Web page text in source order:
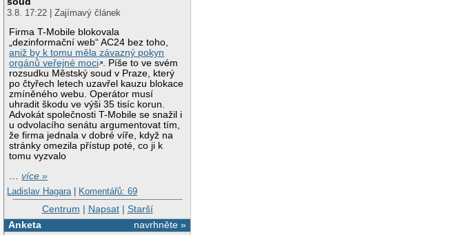
3.8. 17:22 | Zajímavý článek
Firma T-Mobile blokovala
„dezinformační web“ AC24 bez toho,
aniž by k tomu měla závazný pokyn
orgánů veřejné moci . Píše to ve svém
rozsudku Městský soud v Praze, který
po čtyřech letech uzavřel kauzu blokace
zmíněného webu. Operátor musí
uhradit škodu ve výši 35 tisíc korun.
Advokát společnosti T-Mobile se snažil i
u odvolacího senátu argumentovat tím,
že firma jednala v dobré víře, když na
stránky omezila přístup poté, co ji k
tomu vyzvalo
…více »
Ladislav Hagara | Komentářů: 69
Centrum | Napsat| Starší
navrhněte »
Anketa